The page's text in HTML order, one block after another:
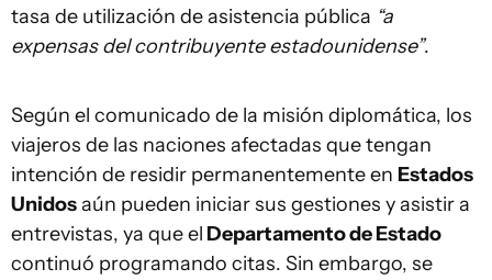
tasa de utilización de asistencia pública “a
expensas del contribuyente estadounidense”.
Según el comunicado de la misión diplomática, los
viajeros de las naciones afectadas que tengan
intención de residir permanentemente en Estados
Unidosaún pueden iniciar sus gestiones y asistir a
entrevistas, ya que el Departamento de Estado
continuó programando citas. Sin embargo, se